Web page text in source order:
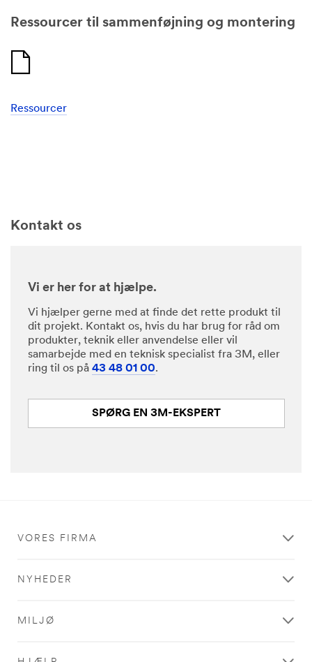
Ressourcer til sammenføjning og montering
Ressourcer
Kontakt os
Vi er her for at hjælpe.
Vi hjælper gerne med at finde det rette produkt til
dit projekt. Kontakt os, hvis du har brug for råd om
produkter, teknik eller anvendelse eller vil
samarbejde med en teknisk specialist fra 3M, eller
ring til os på 43 48 01 00.
SPØRG EN 3M-EKSPERT
VORES FIRMA
NYHEDER
MILJØ